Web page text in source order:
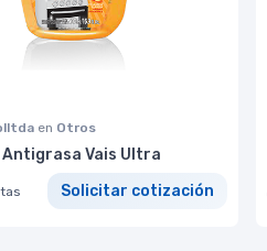
en Otros
Vais Ultra
Solicitar cotización